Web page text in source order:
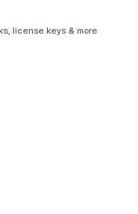
license keys & more